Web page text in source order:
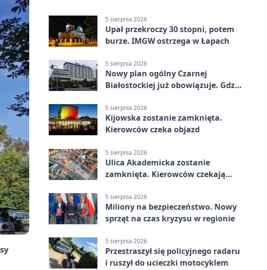
5 sierpnia 2026
Upał przekroczy 30 stopni, potem
burze. IMGW ostrzega w Łapach
5 sierpnia 2026
Nowy plan ogólny Czarnej
Białostockiej już obowiązuje. Gdzie
5 sierpnia 2026
Kijowska zostanie zamknięta.
Kierowców czeka objazd
5 sierpnia 2026
Ulica Akademicka zostanie
zamknięta. Kierowców czekają
5 sierpnia 2026
Miliony na bezpieczeństwo. Nowy
sprzęt na czas kryzysu w regionie
5 sierpnia 2026
Przestraszył się policyjnego radaru
i ruszył do ucieczki motocyklem